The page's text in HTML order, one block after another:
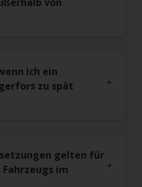
ich ein
zu spät
gelten für
im